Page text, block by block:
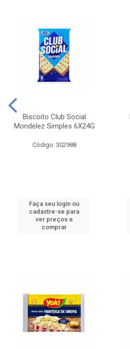
Biscoito Club Social
Mondelez Simples 6X24G
Código: 302988
Faça seu login ou
cadastre-se para
ver preços e
comprar